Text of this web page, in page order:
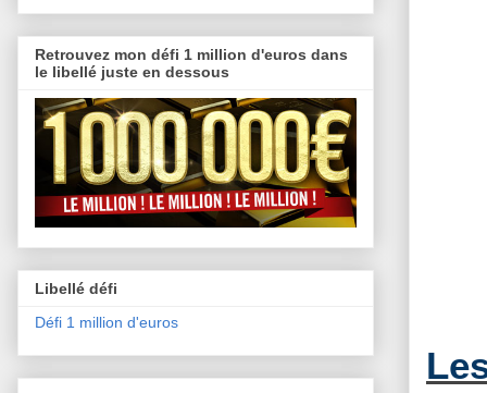
Retrouvez mon défi 1 million d'euros dans
le libellé juste en dessous
Libellé défi
Défi 1 million d'euros